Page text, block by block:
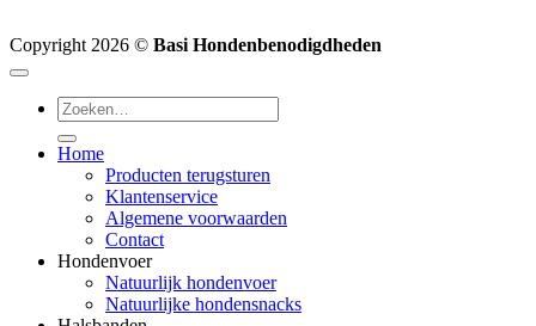
Copyright 2026 © Basi Hondenbenodigdheden
Zoeken
naar:
Home
Producten terugsturen
Klantenservice
Algemene voorwaarden
Contact
Hondenvoer
Natuurlijk hondenvoer
Natuurlijke hondensnacks